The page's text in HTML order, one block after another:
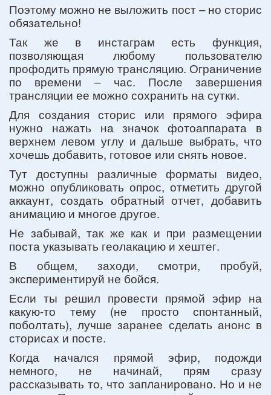
Поэтому можно не выложить пост – но сторис
обязательно!
Так же в инстаграм есть функция,
позволяющая любому пользователю
профодить прямую трансляцию. Ограничение
по времени – час. После завершения
трансляции ее можно сохранить на сутки.
Для создания сторис или прямого эфира
нужно нажать на значок фотоаппарата в
верхнем левом углу и дальше выбрать, что
хочешь добавить, готовое или снять новое.
Тут доступны различные форматы видео,
можно опубликовать опрос, отметить другой
аккаунт, создать обратный отчет, добавить
анимацию и многое другое.
Не забывай, так же как и при размещении
поста указывать геолакацию и хештег.
В общем, заходи, смотри, пробуй,
экспериментируй не бойся.
Если ты решил провести прямой эфир на
какую-то тему (не просто спонтанный,
поболтать), лучше заранее сделать анонс в
сторисах и посте.
Когда начался прямой эфир, подожди
немного, не начинай, прям сразу
рассказывать то, что запланировано. Но и не